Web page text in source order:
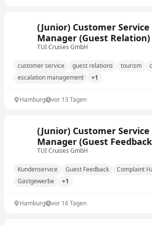
(Junior) Customer Service
Manager (Guest Relation)
gender) für die Marke
TUI Cruises GmbH
customer service guest relations tourism
escalation management
+1
Hamburg vor 13 Tagen
(Junior) Customer Service
Manager (Guest
gender) für die Marke
TUI Cruises GmbH
Kundenservice Guest Feedback Complaint
Gastgewerbe
+1
Hamburg vor 16 Tagen